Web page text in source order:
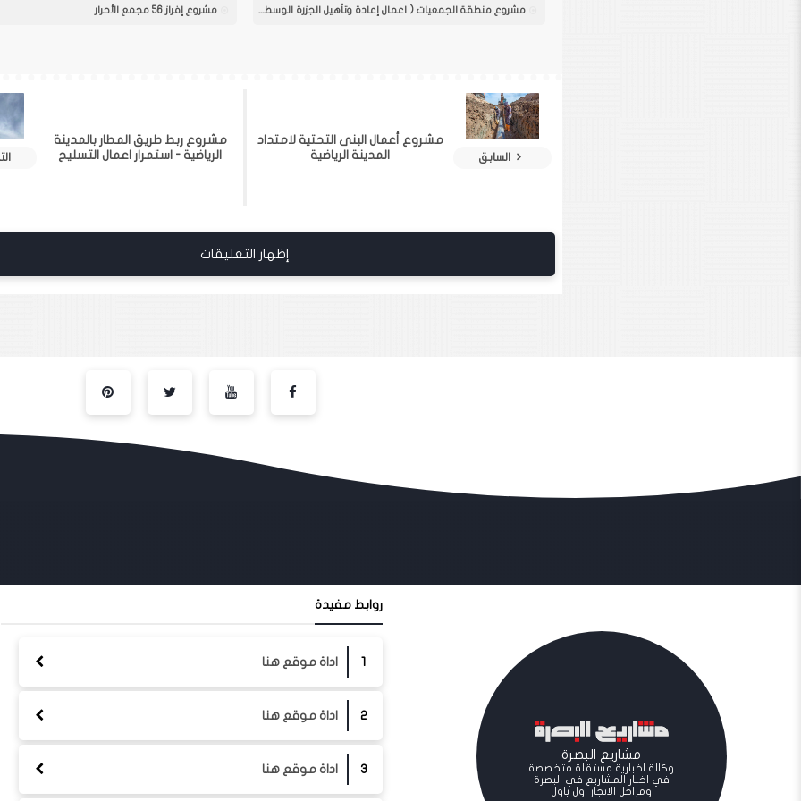
مشروع منطقة الجمعيات ( اعمال إعادة وتأهيل الجزرة الوسطية مشروع إفراز 56 مجمع الأحرار
مشروع ربط طريق المطار بالمدينة
الرياضية - استمرار اعمال التسليح
السابق
مشروع أعمال البنى التحتية لامتداد
المدينة الرياضية
إظهار التعليقات
مشاريع البصرة
وكالة اخبارية مستقلة متخصصة
في اخبار المشاريع في البصرة
ومراحل الانجاز اول باول
روابط مفيدة
اداة موقع هنا
اداة موقع هنا
اداة موقع هنا